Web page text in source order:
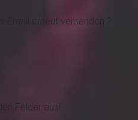
Email erneut versenden ?
Felder aus!